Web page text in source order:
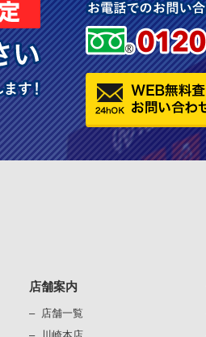
店舗案内
店舗一覧